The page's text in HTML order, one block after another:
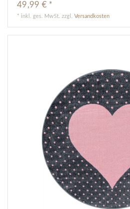
49,99 € *
* inkl. ges. MwSt. zzgl.Versandkosten